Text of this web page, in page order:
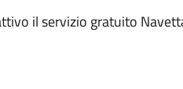
il servizio gratuito